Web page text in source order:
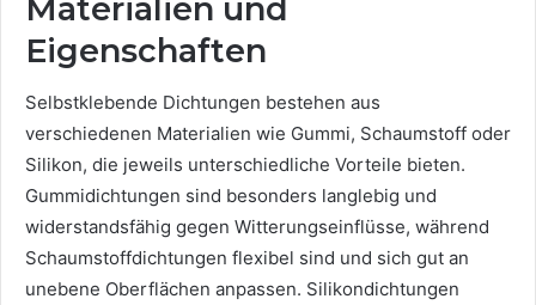
Materialien und
Eigenschaften
Selbstklebende Dichtungen bestehen aus
verschiedenen Materialien wie Gummi, Schaumstoff oder
Silikon, die jeweils unterschiedliche Vorteile bieten.
Gummidichtungen sind besonders langlebig und
widerstandsfähig gegen Witterungseinflüsse, während
Schaumstoffdichtungen flexibel sind und sich gut an
unebene Oberflächen anpassen. Silikondichtungen